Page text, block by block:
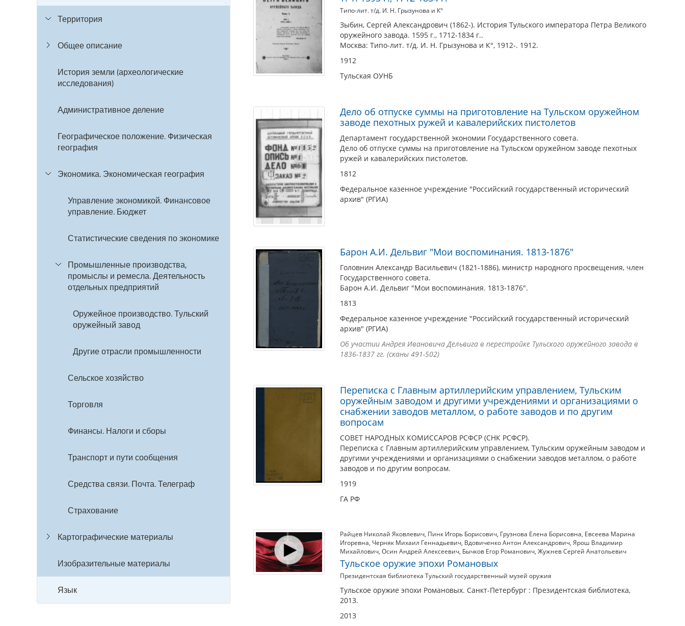
Территория
Общее описание
История земли (археологические
исследования)
Административное деление
Географическое положение. Физическая
география
Экономика. Экономическая география
Управление экономикой. Финансовое
управление. Бюджет
Статистические сведения по экономике
Промышленные производства,
промыслы и ремесла. Деятельность
отдельных предприятий
Оружейное производство. Тульский
оружейный завод
Другие отрасли промышленности
Сельское хозяйство
Торговля
Финансы. Налоги и сборы
Транспорт и пути сообщения
Средства связи. Почта. Телеграф
Страхование
Картографические материалы
Изобразительные материалы
Язык
Типо-лит. т/д. И. Н. Грызунова и К°
Зыбин, Сергей Александрович (1862-). История Тульского императора Петра Великого
оружейного завода. 1595 г., 1712-1834 г..
Москва: Типо-лит. т/д. И. Н. Грызунова и К°, 1912-. 1912.
1912
Тульская ОУНБ
Дело об отпуске суммы на приготовление на Тульском оружейном
заводе пехотных ружей и кавалерийских пистолетов
Департамент государственной экономии Государственного совета.
Дело об отпуске суммы на приготовление на Тульском оружейном заводе пехотных
ружей и кавалерийских пистолетов.
1812
Федеральное казенное учреждение "Российский государственный исторический
архив" (РГИА)
Барон А.И. Дельвиг "Мои воспоминания. 1813-1876"
Головнин Александр Васильевич (1821-1886), министр народного просвещения, член
Государственного совета.
Барон А.И. Дельвиг "Мои воспоминания. 1813-1876".
1813
Федеральное казенное учреждение "Российский государственный исторический
архив" (РГИА)
Об участии Андрея Ивановича Дельвига в перестройке Тульского оружейного завода в
1836-1837 гг. (сканы 491-502)
Переписка с Главным артиллерийским управлением, Тульским
оружейным заводом и другими учреждениями и организациями о
снабжении заводов металлом, о работе заводов и по другим
вопросам
СОВЕТ НАРОДНЫХ КОМИССАРОВ РСФСР (СНК РСФСР).
Переписка с Главным артиллерийским управлением, Тульским оружейным заводом и
другими учреждениями и организациями о снабжении заводов металлом, о работе
заводов и по другим вопросам.
1919
ГА РФ
Райцев Николай Яковлевич, Пинк Игорь Борисович, Грузнова Елена Борисовна, Евсеева Марина
Игоревна, Черняк Михаил Геннадьевич, Вдовиченко Антон Александрович, Ярош Владимир
Михайлович, Осин Андрей Алексеевич, Бычков Егор Романович, Жужнев Сергей Анатольевич
Тульское оружие эпохи Романовых
Президентская библиотека Тульский государственный музей оружия
Тульское оружие эпохи Романовых. Санкт-Петербург : Президентская библиотека,
2013.
2013